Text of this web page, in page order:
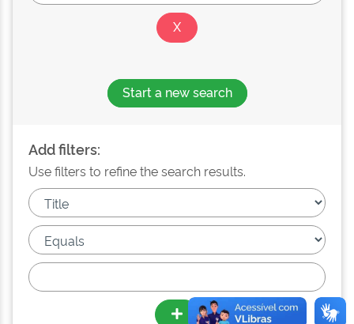
Start a new search
Add filters:
Use filters to refine the search results.